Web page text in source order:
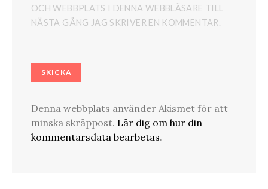
OCH WEBBPLATS I DENNA WEBBLÄSARE TILL
NÄSTA GÅNG JAG SKRIVER EN KOMMENTAR.
Denna webbplats använder Akismet för att
minska skräppost. Lär dig om hur din
kommentarsdata bearbetas.